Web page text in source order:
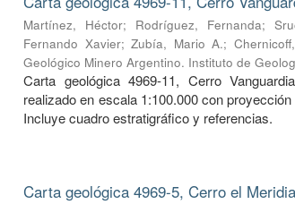
Martínez, Héctor; Rodríguez, Fernanda;
Fernando Xavier;Zubía, Mario A.;
Geológico Minero Argentino. Instituto de
Carta geológica 4969-11, Cerro
realizado en escala 1:100.000 con
Incluye cuadro estratigráfico y referencias.
Carta geológica 4969-5, Cerro el